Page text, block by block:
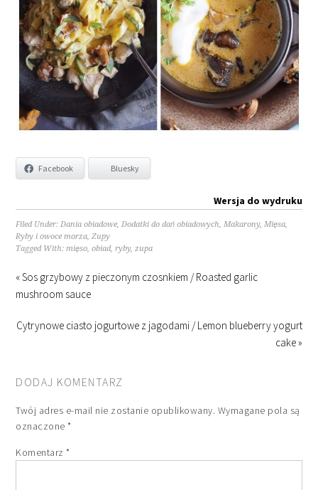
Facebook Bluesky
Wersja do wydruku
Filed Under:Dania obiadowe,Dodatki do dań obiadowych,Makarony,Mięsa,
Ryby i owoce morza,Zupy
Tagged With:mięso,obiad,ryby,zupa
« Sos grzybowy z pieczonym czosnkiem / Roasted garlic
mushroom sauce
Cytrynowe ciasto jogurtowe z jagodami / Lemon blueberry yogurt
cake »
DODAJ KOMENTARZ
Twój adres e-mail nie zostanie opublikowany. Wymagane pola są
oznaczone*
Komentarz*